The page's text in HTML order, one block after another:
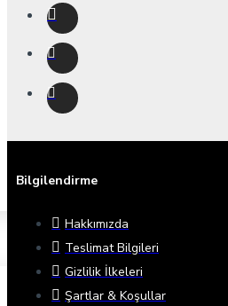
Bilgilendirme
Hakkımızda
Teslimat Bilgileri
Gizlilik İlkeleri
Şartlar & Koşullar